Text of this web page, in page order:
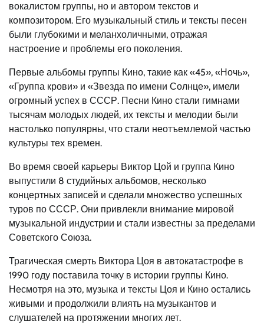
вокалистом группы, но и автором текстов и
композитором. Его музыкальный стиль и тексты песен
были глубокими и меланхоличными, отражая
настроение и проблемы его поколения.
Первые альбомы группы Кино, такие как «45», «Ночь»,
«Группа крови» и «Звезда по имени Солнце», имели
огромный успех в СССР. Песни Кино стали гимнами
тысячам молодых людей, их тексты и мелодии были
настолько популярны, что стали неотъемлемой частью
культуры тех времен.
Во время своей карьеры Виктор Цой и группа Кино
выпустили 8 студийных альбомов, несколько
концертных записей и сделали множество успешных
туров по СССР. Они привлекли внимание мировой
музыкальной индустрии и стали известны за пределами
Советского Союза.
Трагическая смерть Виктора Цоя в автокатастрофе в
1990 году поставила точку в истории группы Кино.
Несмотря на это, музыка и тексты Цоя и Кино остались
живыми и продолжили влиять на музыкантов и
слушателей на протяжении многих лет.